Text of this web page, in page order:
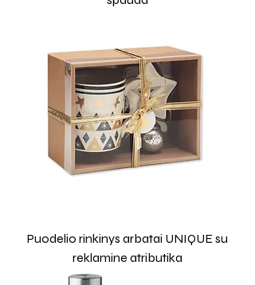
Puodelio rinkinys arbatai UNIQUE su
reklamine atributika